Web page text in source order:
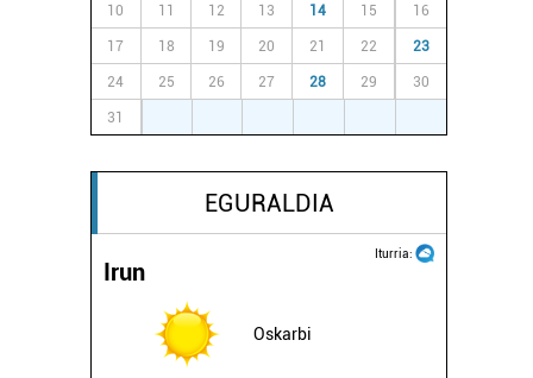
10 11 12 13 14 15 16
17 18 19 20 21 22 23
24 25 26 27 28 29 30
31
EGURALDIA
Iturria:
Irun
Oskarbi